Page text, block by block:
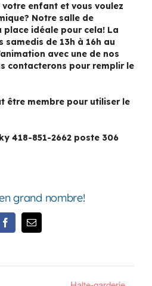
votre enfant et vous voulez
Notre salle de
idéale pour cela! La
samedis de 13h à 16h au
avec une de nos
contacterons pour remplir le
être membre pour utiliser le
418-851-2662 poste 306
grand nombre!
FacebookEmail